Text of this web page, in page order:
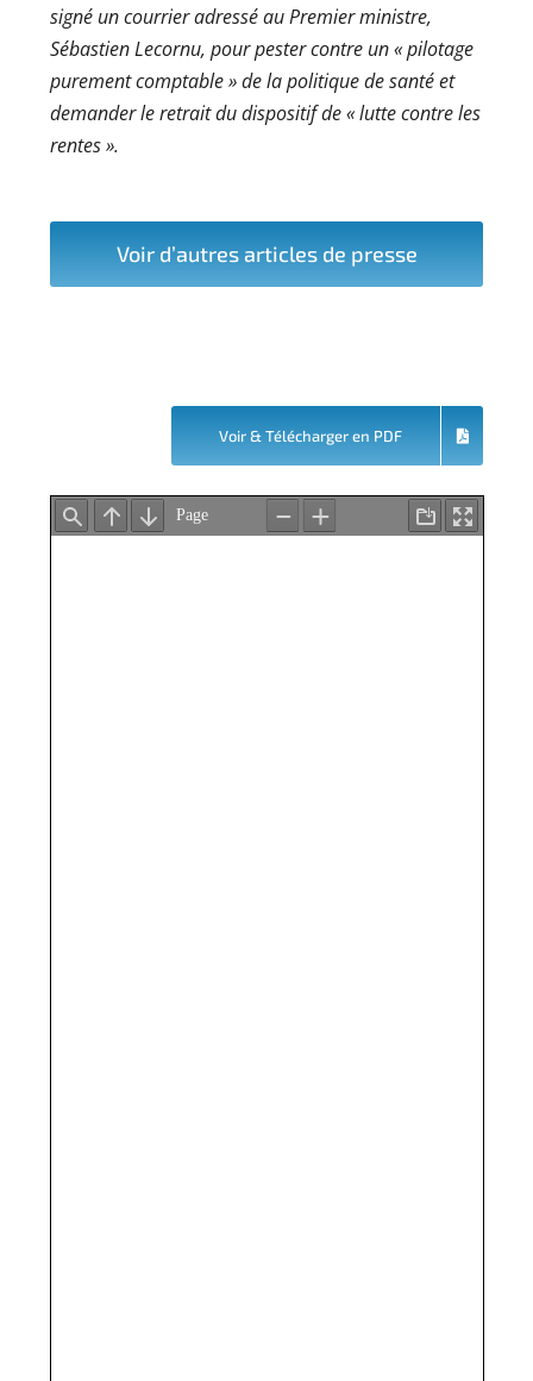
signé un courrier adressé au Premier ministre,
Sébastien Lecornu, pour pester contre un « pilotage
purement comptable » de la politique de santé et
demander le retrait du dispositif de « lutte contre les
rentes ».
Voir d’autres articles de presse
Voir & Télécharger en PDF